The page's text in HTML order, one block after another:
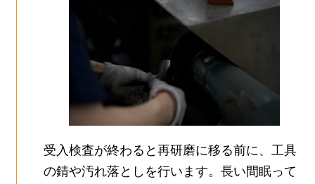
受入検査が終わると再研磨に移る前に、工具
の錆や汚れ落としを行います。長い間眠って